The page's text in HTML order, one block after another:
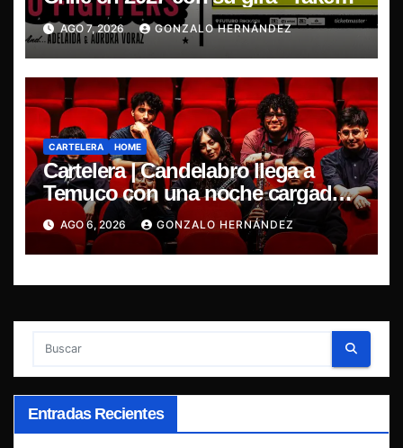
Cover Tour 2027”
AGO 7, 2026 GONZALO HERNÁNDEZ
CARTELERA HOME
Cartelera | Candelabro llega a
Temuco con una noche cargada
de indie
AGO 6, 2026 GONZALO HERNÁNDEZ
Entradas Recientes